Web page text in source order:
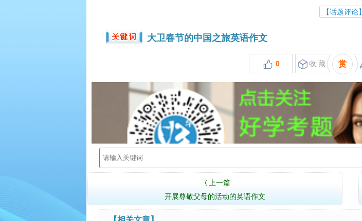
【话题评论】
大卫春节的中国之旅英语作文
0 收 藏 赏
〈
上一篇
开展尊敬父母的活动的英语作文